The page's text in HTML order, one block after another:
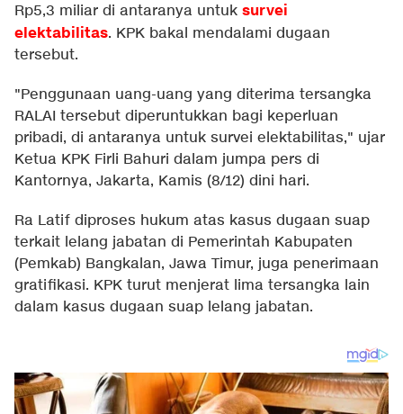
Rp5,3 miliar di antaranya untuk survei
elektabilitas. KPK bakal mendalami dugaan
tersebut.
"Penggunaan uang-uang yang diterima tersangka
RALAI tersebut diperuntukkan bagi keperluan
pribadi, di antaranya untuk survei elektabilitas," ujar
Ketua KPK Firli Bahuri dalam jumpa pers di
Kantornya, Jakarta, Kamis (8/12) dini hari.
Ra Latif diproses hukum atas kasus dugaan suap
terkait lelang jabatan di Pemerintah Kabupaten
(Pemkab) Bangkalan, Jawa Timur, juga penerimaan
gratifikasi. KPK turut menjerat lima tersangka lain
dalam kasus dugaan suap lelang jabatan.